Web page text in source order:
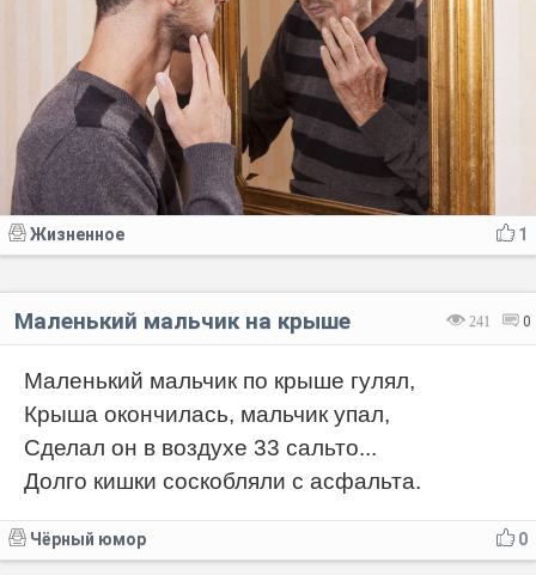
1
Жизненное
241 0
Маленький мальчик на крыше
Маленький мальчик по крыше гулял,
Крыша окончилась, мальчик упал,
Сделал он в воздухе 33 сальто...
Долго кишки соскобляли с асфальта.
0
Чёрный юмор